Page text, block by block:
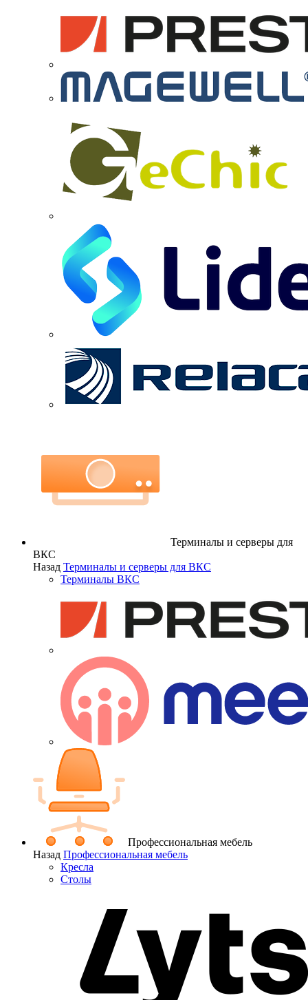
Терминалы и серверы для
ВКС
Назад Терминалы и серверы для ВКС
Терминалы ВКС
Профессиональная мебель
Назад Профессиональная мебель
Кресла
Столы